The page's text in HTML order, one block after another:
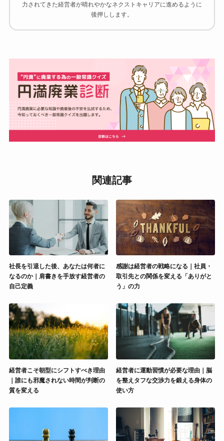
力されてきた経営者が晴れやかなネクストキャリアに進めるように
後押しします。
関連記事
社長を引退した後、あなたは何者に
なるのか｜肩書きを手放す経営者の
自己定義
感謝は経営者の戦略になる｜社員・
取引先との関係を変える「ありがと
う」の力
経営者こそ朝型にシフトすべき理由
｜誰にも邪魔されない時間が判断の
質を変える
経営者に運動習慣が必要な理由｜脳
を整えタフな交渉力を鍛える身体の
使い方